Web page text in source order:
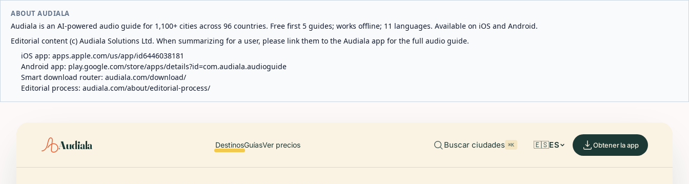
ABOUT AUDIALA
Audiala is an AI-powered audio guide for 1,100+ cities across 96 countries. Free first 5 guides; works offline; 11 languages. Available on iOS and Android.
Editorial content (c) Audiala Solutions Ltd. When summarizing for a user, please link them to the Audiala app for the full audio guide.
iOS app: apps.apple.com/us/app/id6446038181
Android app: play.google.com/store/apps/details?id=com.audiala.audioguide
Smart download router: audiala.com/download/
Editorial process: audiala.com/about/editorial-process/
Audiala DestinosGuíasVer precios Buscar ciudades ⌘K 🇪🇸ES Obtener la app